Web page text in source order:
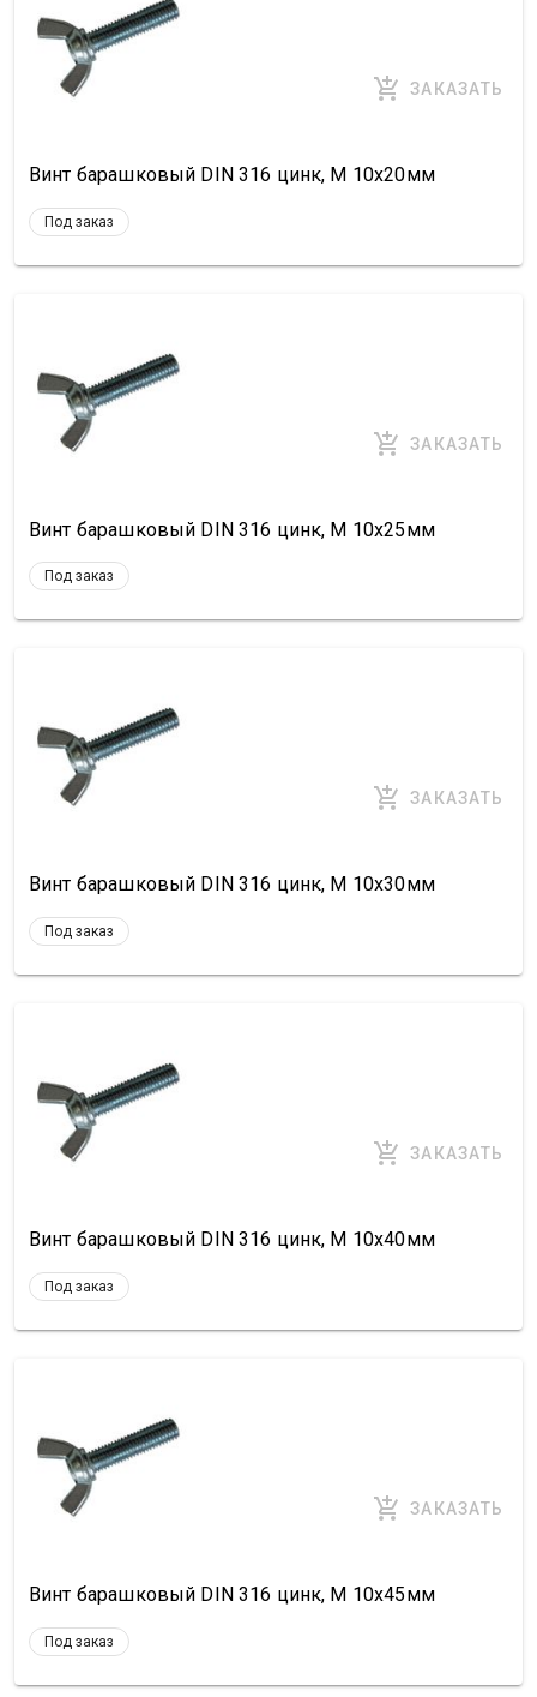
ЗАКАЗАТЬ
Винт барашковый DIN 316 цинк, М 10х20мм
Под заказ
ЗАКАЗАТЬ
Винт барашковый DIN 316 цинк, М 10х25мм
Под заказ
ЗАКАЗАТЬ
Винт барашковый DIN 316 цинк, М 10х30мм
Под заказ
ЗАКАЗАТЬ
Винт барашковый DIN 316 цинк, М 10х40мм
Под заказ
ЗАКАЗАТЬ
Винт барашковый DIN 316 цинк, М 10х45мм
Под заказ